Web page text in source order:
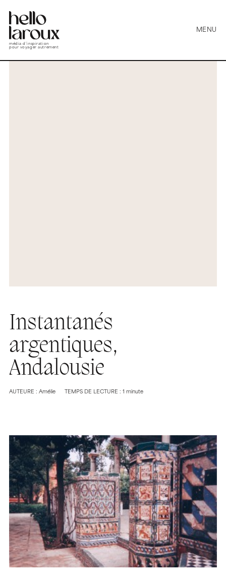
média d’inspiration
pour voyager autrement
MENU
Instantanés
argentiques,
Andalousie
AUTEURE : Amélie TEMPS DE LECTURE : 1 minute